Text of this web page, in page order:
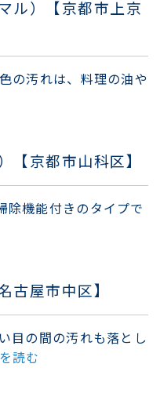
ル）【京都市上京
の汚れは、料理の油や
【京都市山科区】
除機能付きのタイプで
古屋市中区】
目の間の汚れも落とし
読む